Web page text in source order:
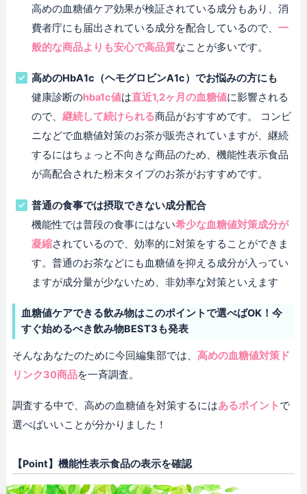
高めの血糖値ケア効果が検証されている成分もあり、消
費者庁にも届出されている成分を配合しているので、一
般的な商品よりも安心で高品質なことが多いです。
高めのHbA1c（ヘモグロビンA1c）でお悩みの方にも
健康診断のhba1c値は直近1,2ヶ月の血糖値に影響される
ので、継続して続けられる商品がおすすめです。 コンビ
ニなどで血糖値対策のお茶が販売されていますが、継続
するにはちょっと不向きな商品のため、機能性表示食品
が高配合された粉末タイプのお茶がおすすめです。
普通の食事では摂取できない成分配合
機能性では普段の食事にはない希少な血糖値対策成分が
凝縮されているので、効率的に対策をすることができま
す。普通のお茶などにも血糖値を抑える成分が入ってい
ますが成分量が少ないため、非効率な対策といえます
血糖値ケアできる飲み物はこのポイントで選べばOK！今
すぐ始めるべき飲み物BEST3も発表
そんなあなたのために今回編集部では、 高めの血糖値対策ド
リンク30商品を一斉調査。
調査する中で、高めの血糖値を対策するにはあるポイント で
選べばいいことが分かりました！
【Point】機能性表示食品の表示を確認